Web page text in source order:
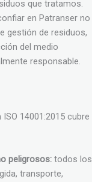
que tratamos.
en Patranser no
gestión de residuos,
del medio
responsable.
14001:2015 cubre
peligrosos:todos los
transporte,